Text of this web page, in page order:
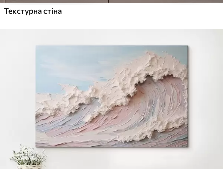
Текстурна стіна